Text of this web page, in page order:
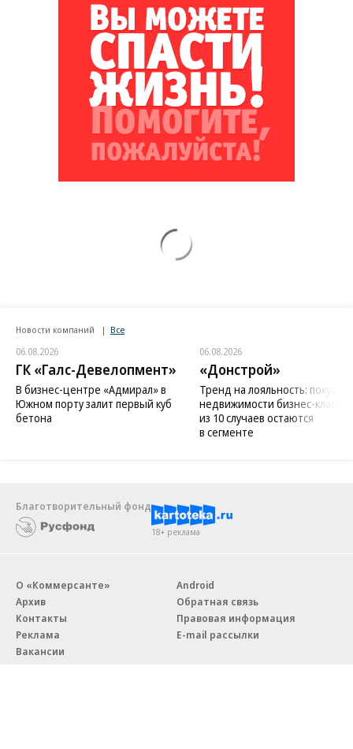
Новости компаний Все
06.08.2026
ГК «Галс-Девелопмент»
В бизнес-центре «Адмирал» в
Южном порту залит первый куб
бетона
06.08.2026
«Донстрой»
Тренд на лояльность:
недвижимости бизнес-класса
из 10 случаев остаются
в сегменте
Благотворительный фонд
18+ реклама
О «Коммерсанте»
Архив
Контакты
Реклама
Вакансии
Android
Обратная связь
Правовая информация
E-mail рассылки